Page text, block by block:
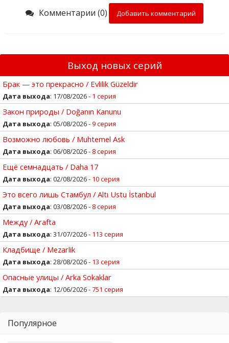
Комментарии (0) Добавить комментарий
Выход новых серий
Брак — это прекрасно / Evlilik Güzeldir
Дата выхода: 17/08/2026 - 1 серия
Закон природы / Doğanın Kanunu
Дата выхода: 05/08/2026 -9 серия
Возможно любовь / Muhtemel Ask
Дата выхода: 06/08/2026 - 8 серия
Ещё семнадцать / Daha 17
Дата выхода: 02/08/2026 - 10 серия
Это всего лишь Стамбул / Altı Ustu İstanbul
Дата выхода: 03/08/2026 - 8 серия
Между / Arafta
Дата выхода: 31/07/2026 - 113 серия
Кладбище / Mezarlik
Дата выхода: 28/08/2026 - 13 серия
Опасные улицы / Arka Sokaklar
Дата выхода: 12/06/2026 -751 серия
Популярное